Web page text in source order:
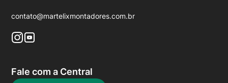
contato@martelixmontadores.com.br
Fale com a Central